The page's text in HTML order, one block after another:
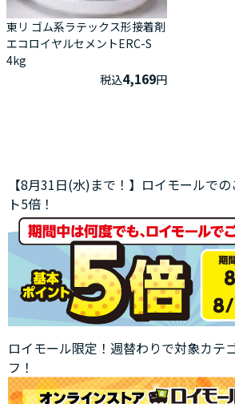
東リ ゴム系ラテックス形接着剤
エコロイヤルセメントERC-S
4kg
税込4,169円
【8月31日(水)まで！】ロイモールで
ト5倍！
ロイモール限定！週替わりで対象カテ
フ！